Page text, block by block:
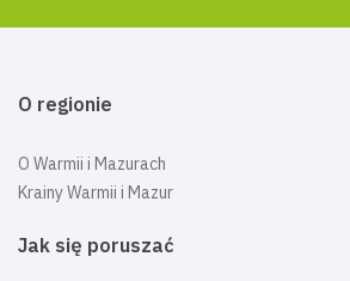
O regionie
O Warmii i Mazurach
Krainy Warmii i Mazur
Jak się poruszać